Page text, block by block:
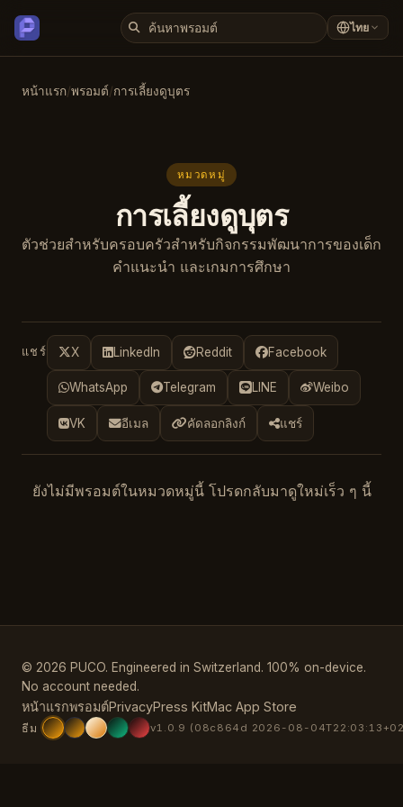
ไทย
หน้าแรก/พรอมต์/การเลี้ยงดูบุตร
หมวดหมู่
การเลี้ยงดูบุตร
ตัวช่วยสำหรับครอบครัวสำหรับกิจกรรมพัฒนาการของเด็ก
คำแนะนำ และเกมการศึกษา
แชร์ X LinkedIn Reddit Facebook
WhatsApp Telegram LINE Weibo
VK อีเมล คัดลอกลิงก์ แชร์
ยังไม่มีพรอมต์ในหมวดหมู่นี้ โปรดกลับมาดูใหม่เร็ว ๆ นี้
© 2026 PUCO. Engineered in Switzerland. 100% on-device.
No account needed.
หน้าแรกพรอมต์PrivacyPress KitMac App Store
ธีม v1.0.9 (08c864d 2026-08-